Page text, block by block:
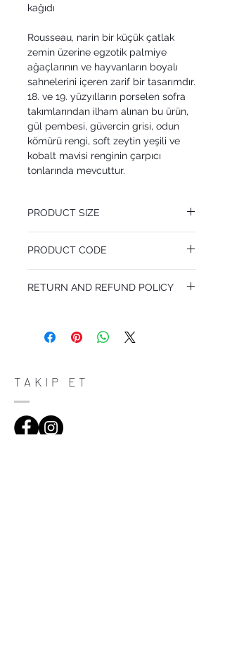
kağıdı
Rousseau, narin bir küçük çatlak
zemin üzerine egzotik palmiye
ağaçlarının ve hayvanların boyalı
sahnelerini içeren zarif bir tasarımdır.
18. ve 19. yüzyılların porselen sofra
takımlarından ilham alınan bu ürün,
gül pembesi, güvercin grisi, odun
kömürü rengi, soft zeytin yeşili ve
kobalt mavisi renginin çarpıcı
tonlarında mevcuttur.
PRODUCT SIZE
Pattern Repeat 64 cm
PRODUCT CODE
RETURN AND REFUND POLICY
do in case they are dissatisfied with their
trust and reassure your customers that
they can buy with confidence.
TAKIP ET